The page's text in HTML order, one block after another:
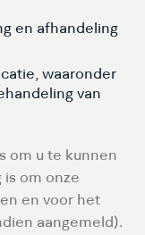
en afhandeling
waaronder
van
om u te kunnen
om onze
en voor het
aangemeld).